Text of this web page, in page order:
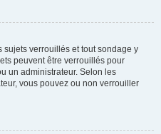
verrouillés et tout sondage y
peuvent être verrouillés pour
un administrateur. Selon les
vous pouvez ou non verrouiller